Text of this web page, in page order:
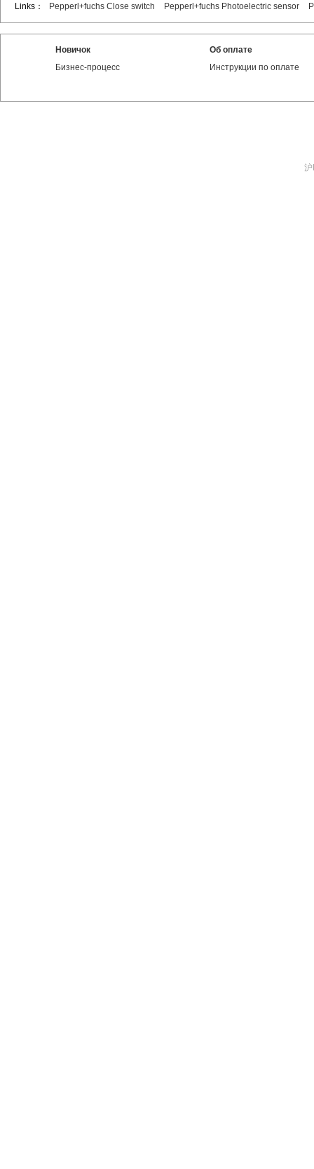
Links： Pepperl+fuchs Close switch Pepperl+fuchs Photoelectric sensor
Новичок
Бизнес-процесс
Об оплате
Инструкции по оплате